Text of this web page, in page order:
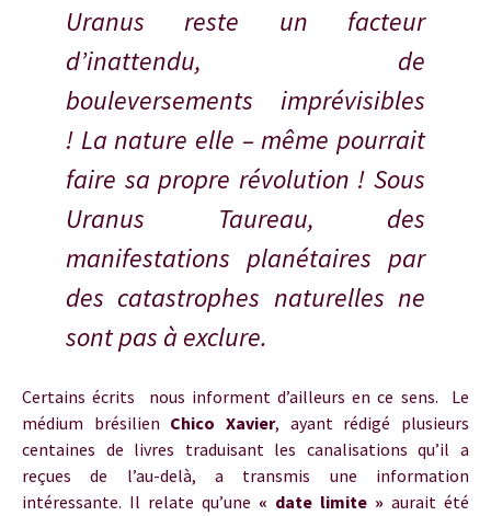
Uranus reste un facteur
d’inattendu, de
bouleversements imprévisibles
! La nature elle – même pourrait
faire sa propre révolution ! Sous
Uranus Taureau, des
manifestations planétaires par
des catastrophes naturelles ne
sont pas à exclure.
Certainsécrits nous informent d’ailleurs en ce sens. Le
médium brésilien Chico Xavier, ayant rédigé plusieurs
centaines de livres traduisant les canalisations qu’il a
reçues de l’au-delà, a transmis une information
intéressante. Il relate qu’une « date limite » aurait été